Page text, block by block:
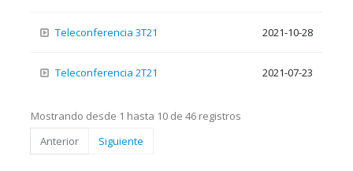
Teleconferencia 3T21 2021-10-28
Teleconferencia 2T21 2021-07-23
Mostrando desde 1 hasta 10 de 46 registros
Anterior
Siguiente